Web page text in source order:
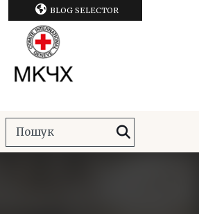
BLOG SELECTOR